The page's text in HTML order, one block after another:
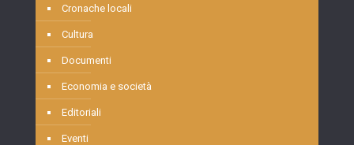
Cronache locali
Cultura
Documenti
Economia e società
Editoriali
Eventi